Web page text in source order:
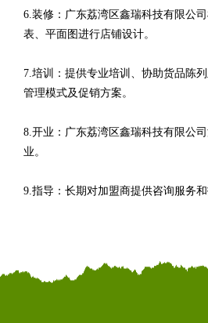
6.装修：广东荔湾区鑫瑞科技有限公
表、平面图进行店铺设计。
7.培训：提供专业培训、协助货品陈
管理模式及促销方案。
8.开业：广东荔湾区鑫瑞科技有限公
业。
9.指导：长期对加盟商提供咨询服务和